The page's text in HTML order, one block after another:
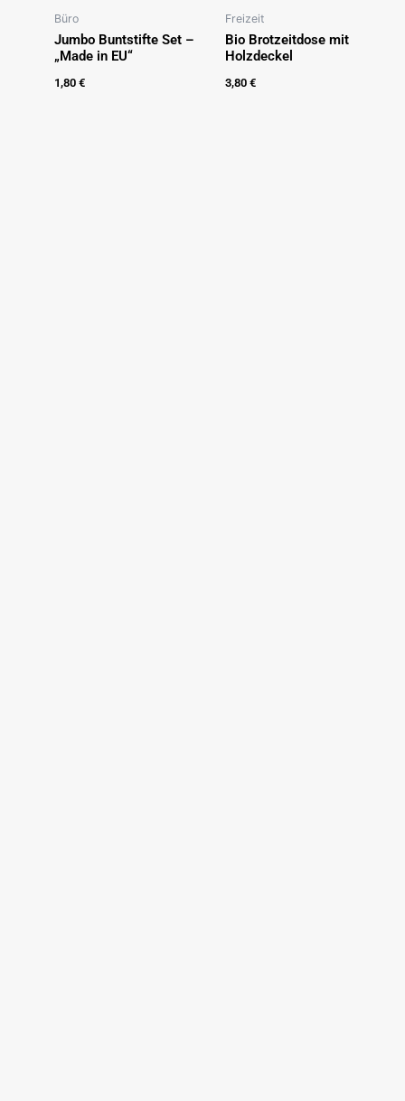
Büro
Jumbo Buntstifte Set –
„Made in EU“
1,80 €
Freizeit
Bio Brotzeitdose mit
Holzdeckel
3,80 €